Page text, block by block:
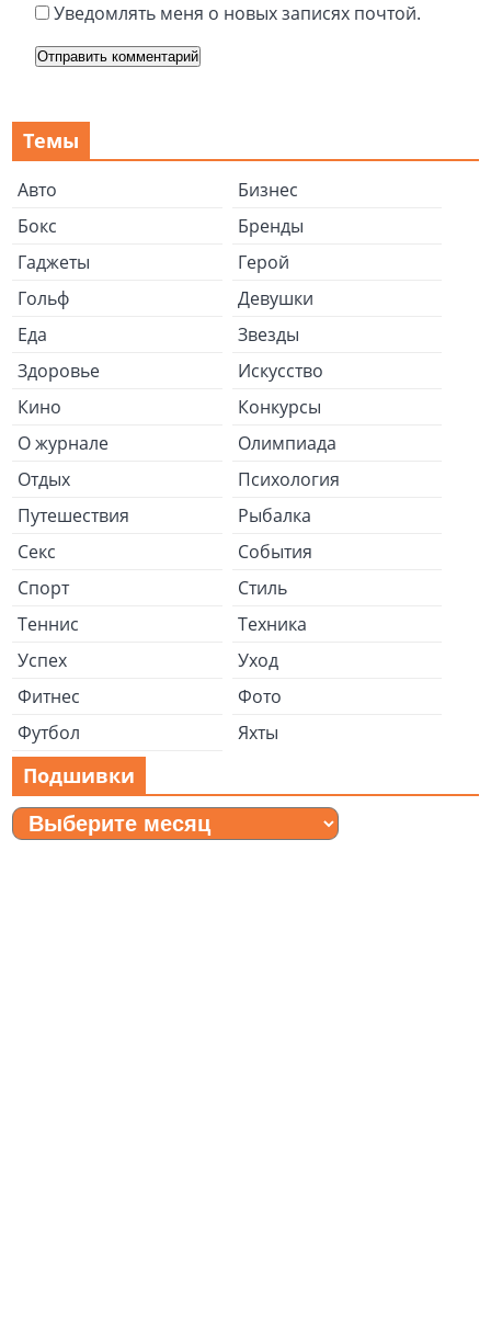
Уведомлять меня о новых записях почтой.
Темы
Авто
Бизнес
Бокс
Бренды
Гаджеты
Герой
Гольф
Девушки
Еда
Звезды
Здоровье
Искусство
Кино
Конкурсы
О журнале
Олимпиада
Отдых
Психология
Путешествия
Рыбалка
Секс
События
Спорт
Стиль
Теннис
Техника
Успех
Уход
Фитнес
Фото
Футбол
Яхты
Подшивки
Подшивки